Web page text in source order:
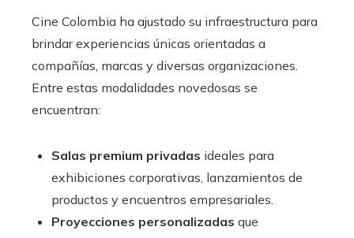
Cine Colombia ha ajustado su infraestructura para
brindar experiencias únicas orientadas a
compañías, marcas y diversas organizaciones.
Entre estas modalidades novedosas se
encuentran:
Salas premium privadas ideales para
exhibiciones corporativas, lanzamientos de
productos y encuentros empresariales.
Proyecciones personalizadas que